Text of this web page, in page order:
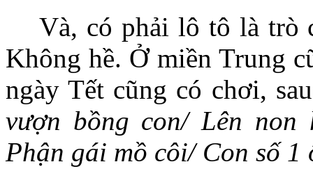
Và, có phải lô tô là trò
Không hề. Ở miền Trung
ngày Tết cũng có chơi,
vượn bồng con/ Lên
Phận gái mồ côi/ Con số 1